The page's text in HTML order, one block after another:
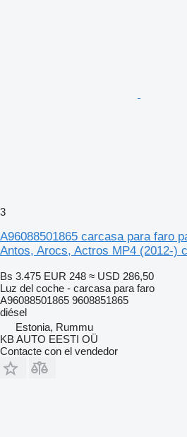
3
A96088501865 carcasa para faro
Antos, Arocs, Actros MP4 (2012-)
Bs 3.475 EUR 248 ≈ USD 286,50
Luz del coche - carcasa para faro
A96088501865 9608851865
diésel
Estonia, Rummu
KB AUTO EESTI OÜ
Contacte con el vendedor